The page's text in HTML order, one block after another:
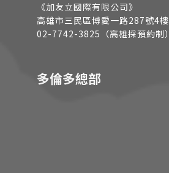
《加友立國際有限公司》
高雄市三民區博愛一路287號4樓
02-7742-3825（高雄採預約制）
多倫多總部